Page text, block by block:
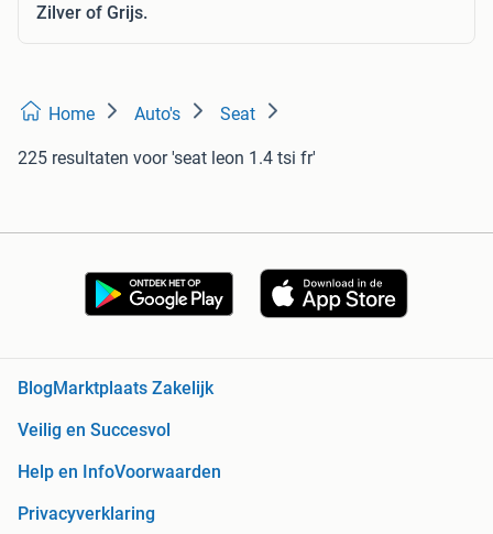
Zilver of Grijs.
Home Auto's Seat
225 resultaten voor 'seat leon 1.4 tsi fr'
BlogMarktplaats Zakelijk
Veilig en Succesvol
Help en InfoVoorwaarden
Privacyverklaring